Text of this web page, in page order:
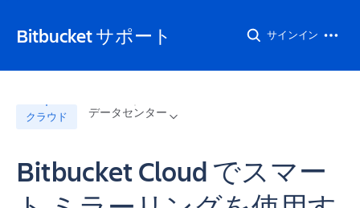
Bitbucket サポート サインイン
クラウド データセンター
Bitbucket Cloud でスマー